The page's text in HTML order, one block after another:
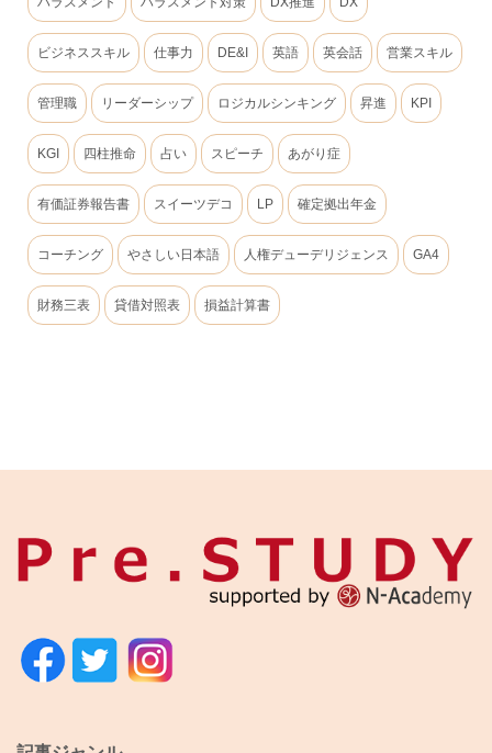
ビジネススキル 仕事力 DE&I 英語 英会話 営業スキル
管理職 リーダーシップ ロジカルシンキング 昇進 KPI
KGI 四柱推命 占い スピーチ あがり症
有価証券報告書 スイーツデコ LP 確定拠出年金
コーチング やさしい日本語 人権デューデリジェンス GA4
財務三表 貸借対照表 損益計算書